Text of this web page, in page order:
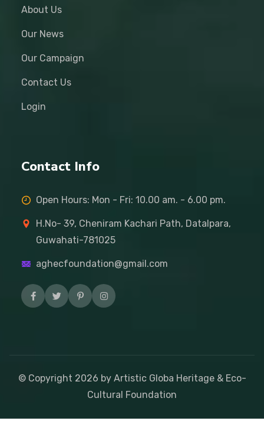
About Us
Our News
Our Campaign
Contact Us
Login
Contact Info
Open Hours: Mon - Fri: 10.00 am. - 6.00 pm.
H.No- 39, Cheniram Kachari Path, Datalpara,
Guwahati-781025
aghecfoundation@gmail.com
© Copyright 2026 by Artistic Globa Heritage & Eco-
Cultural Foundation